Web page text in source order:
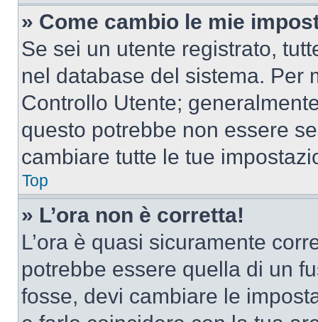
» Come cambio le mie
Se sei un utente registrato,
nel database del sistema. Per
Controllo Utente;
questo potrebbe non essere
cambiare tutte le tue
Top
» L’ora non è corretta!
L’ora è quasi sicuramente
potrebbe essere quella di un
fosse, devi cambiare le